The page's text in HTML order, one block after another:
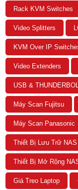
Rack KVM Switches
Video Splitters
KVM Over IP
Video Extenders
USB &
Máy Scan Fujitsu
Máy Scan Panasonic
Thiết Bị Lưu Trữ
Thiết Bị Mở Rộng
Giá Treo Laptop